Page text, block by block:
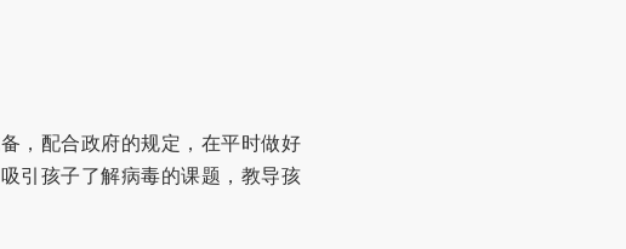
，配合政府的规定，在平时做好
引孩子了解病毒的课题，教导孩